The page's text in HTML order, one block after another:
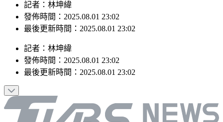
發佈時間：2025.08.01 23:02
最後更新時間：2025.08.01 23:02
發佈時間：2025.08.01 23:02
最後更新時間：2025.08.01 23:02